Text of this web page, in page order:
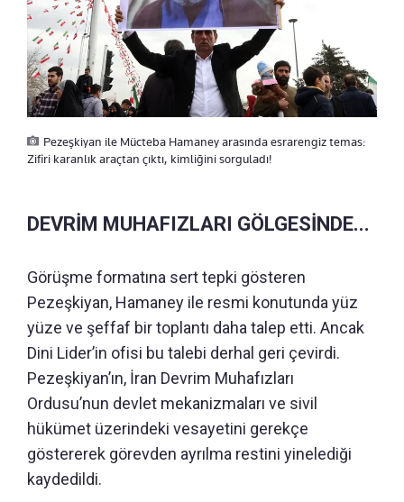
Pezeşkiyan ile Mücteba Hamaney arasında esrarengiz temas:
Zifiri karanlık araçtan çıktı, kimliğini sorguladı!
DEVRİM MUHAFIZLARI GÖLGESİNDE...
Görüşme formatına sert tepki gösteren
Pezeşkiyan, Hamaney ile resmi konutunda yüz
yüze ve şeffaf bir toplantı daha talep etti. Ancak
Dini Lider’in ofisi bu talebi derhal geri çevirdi.
Pezeşkiyan’ın, İran Devrim Muhafızları
Ordusu’nun devlet mekanizmaları ve sivil
hükümet üzerindeki vesayetini gerekçe
göstererek görevden ayrılma restini yinelediği
kaydedildi.